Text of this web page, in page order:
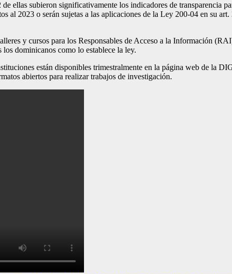
ellas subieron significativamente los indicadores de transparencia
al 2023 o serán sujetas a las aplicaciones de la Ley 200-04 en su
y cursos para los Responsables de Acceso a la Información
los dominicanos como lo establece la ley.
están disponibles trimestralmente en la página web de la
abiertos para realizar trabajos de investigación.